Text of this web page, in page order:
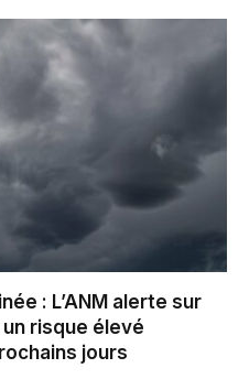
: L’ANM alerte sur
risque élevé
jours